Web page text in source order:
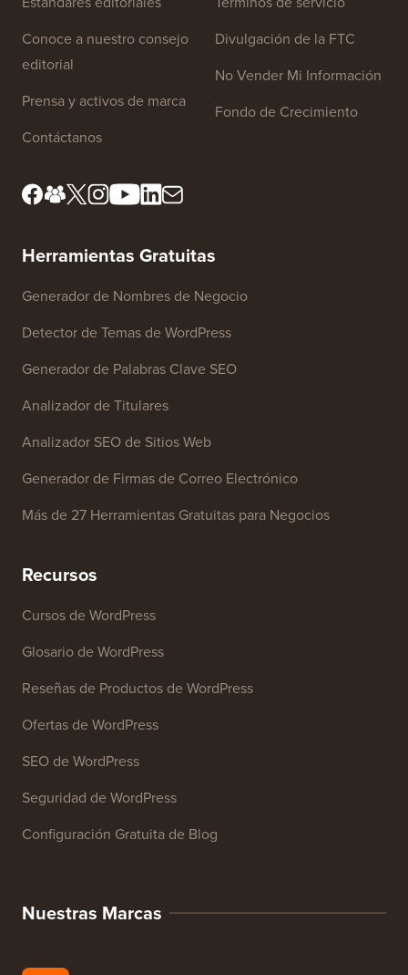
Conoce a nuestro consejo
editorial
Prensa y activos de marca
Contáctanos
Divulgación de la FTC
No Vender Mi Información
Fondo de Crecimiento
Herramientas Gratuitas
Generador de Nombres de Negocio
Detector de Temas de WordPress
Generador de Palabras Clave SEO
Analizador de Titulares
Analizador SEO de Sitios Web
Generador de Firmas de Correo Electrónico
Más de 27 Herramientas Gratuitas para Negocios
Recursos
Cursos de WordPress
Glosario de WordPress
Reseñas de Productos de WordPress
Ofertas de WordPress
SEO de WordPress
Seguridad de WordPress
Configuración Gratuita de Blog
Nuestras Marcas